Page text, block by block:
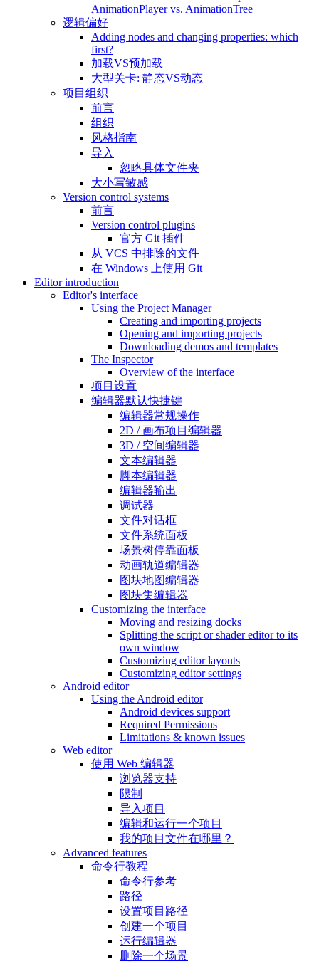
AnimationPlayer vs. AnimationTree
逻辑偏好
Adding nodes and changing properties: which
first?
加载VS预加载
大型关卡: 静态VS动态
项目组织
前言
组织
风格指南
导入
忽略具体文件夹
大小写敏感
Version control systems
前言
Version control plugins
官方 Git 插件
从 VCS 中排除的文件
在 Windows 上使用 Git
Editor introduction
Editor's interface
Using the Project Manager
Creating and importing projects
Opening and importing projects
Downloading demos and templates
The Inspector
Overview of the interface
项目设置
编辑器默认快捷键
编辑器常规操作
2D / 画布项目编辑器
3D / 空间编辑器
文本编辑器
脚本编辑器
编辑器输出
调试器
文件对话框
文件系统面板
场景树停靠面板
动画轨道编辑器
图块地图编辑器
图块集编辑器
Customizing the interface
Moving and resizing docks
Splitting the script or shader editor to its
own window
Customizing editor layouts
Customizing editor settings
Android editor
Using the Android editor
Android devices support
Required Permissions
Limitations & known issues
Web editor
使用 Web 编辑器
浏览器支持
限制
导入项目
编辑和运行一个项目
我的项目文件在哪里？
Advanced features
命令行教程
命令行参考
路径
设置项目路径
创建一个项目
运行编辑器
删除一个场景